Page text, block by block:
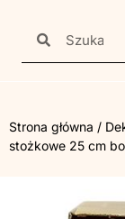
Strona główna /
stożkowe 25 cm